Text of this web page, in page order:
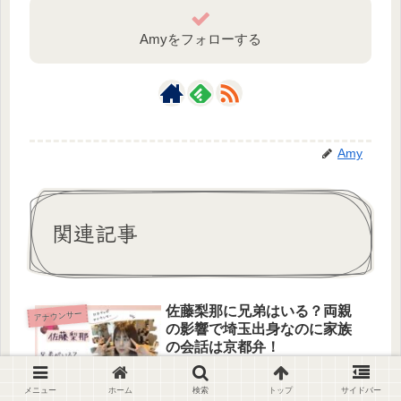
Amyをフォローする
Amy
関連記事
アナウンサー
佐藤梨那に兄弟はいる？両親
の影響で埼玉出身なのに家族
の会話は京都弁！
日本テレビの佐藤梨那アナウンサー。
news zeroのニュースキャスターとし
てもお馴染みですよね。最近ではシュ
メニュー ホーム 検索 トップ サイドバー